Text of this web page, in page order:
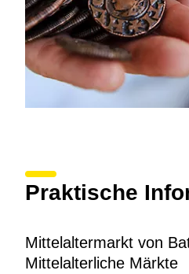
Praktische
Mittelaltermarkt von
Mittelalterliche Märkte